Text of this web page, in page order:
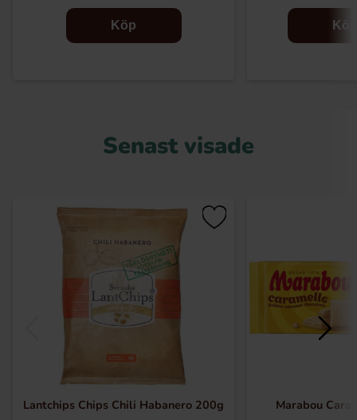
Köp Köp
Senast visade
Lantchips Chips Chili Habanero 200g Marabou